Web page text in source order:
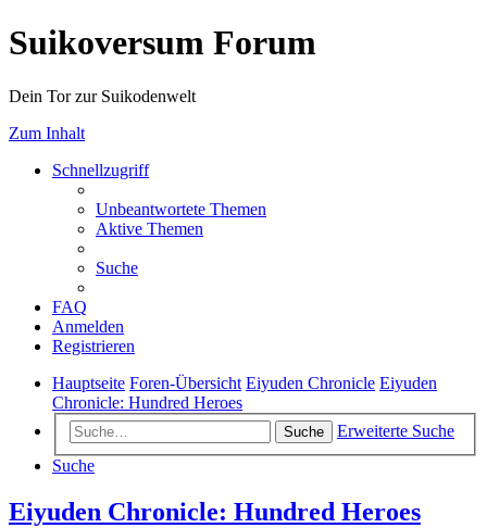
Suikoversum Forum
Dein Tor zur Suikodenwelt
Zum Inhalt
Schnellzugriff
Unbeantwortete Themen
Aktive Themen
Suche
FAQ
Anmelden
Registrieren
Hauptseite Foren-Übersicht Eiyuden Chronicle Eiyuden
Chronicle: Hundred Heroes
Suche
Erweiterte Suche
Suche
Eiyuden Chronicle: Hundred Heroes